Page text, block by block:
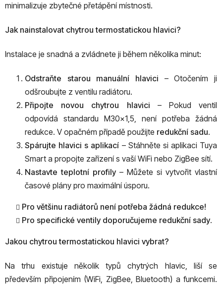
minimalizuje zbytečné přetápění místnosti.
Jak nainstalovat chytrou termostatickou hlavici?
Instalace je snadná a zvládnete ji během několika minut:
Odstraňte starou manuální hlavici – Otočením ji
odšroubujte z ventilu radiátoru.
Připojte novou chytrou hlavici – Pokud ventil
odpovídá standardu M30x1,5, není potřeba žádná
redukce. V opačném případě použijte redukční sadu.
Spárujte hlavici s aplikací – Stáhněte si aplikaci Tuya
Smart a propojte zařízení s vaší WiFi nebo ZigBee sítí.
Nastavte teplotní profily – Můžete si vytvořit vlastní
časové plány pro maximální úsporu.
Pro většinu radiátorů není potřeba žádná redukce!
Pro specifické ventily doporučujeme redukční sady.
Jakou chytrou termostatickou hlavici vybrat?
Na trhu existuje několik typů chytrých hlavic, liší se
především připojením (WiFi, ZigBee, Bluetooth) a funkcemi.